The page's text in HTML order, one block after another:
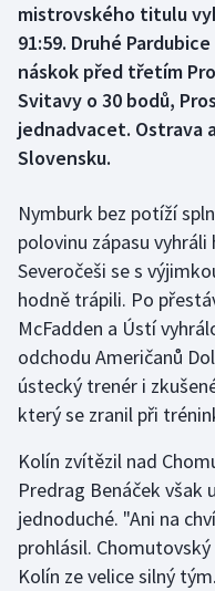
Box
Curling
Dostihy
Futsal
Golf
Gymnastika
Házená
Jezdectví
Judo
Krasobruslení
mistrovského titulu
91:59. Druhé
náskok před třetím
Svitavy o 30 bodů,
jednadvacet. Ostrava
Slovensku.
Nymburk bez potíží
polovinu zápasu
Severočeši se s
hodně trápili. Po
McFadden a Ústí
odchodu Američanů
ústecký trenér i
který se zranil při
Kolín zvítězil nad
Predrag Benáček však
jednoduché. "Ani na
prohlásil.
Kolín ze velice silný